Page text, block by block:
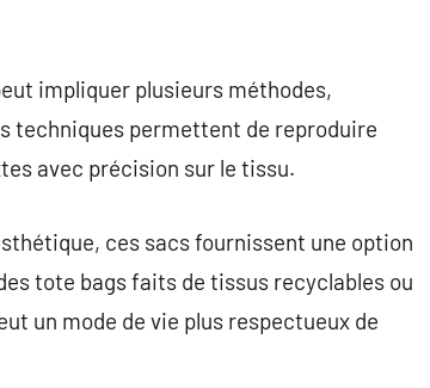
impliquer plusieurs méthodes,
techniques permettent de reproduire
avec précision sur le tissu.
ces sacs fournissent une option
tote bags faits de tissus recyclables ou
un mode de vie plus respectueux de